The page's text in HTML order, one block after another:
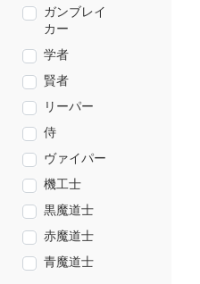
ガンブレイ
カー
学者
賢者
リーパー
侍
ヴァイパー
機工士
黒魔道士
赤魔道士
青魔道士